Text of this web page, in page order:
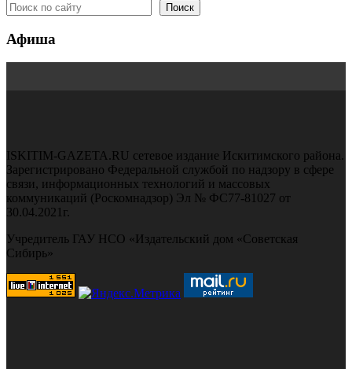
Поиск
Афиша
ISKITIM-GAZETA.RU сетевое издание Искитимского района.
Зарегистрировано Федеральной службой по надзору в сфере
связи, информационных технологий и массовых
коммуникаций (Роскомнадзор) Эл № ФС77-81027 от
30.04.2021г.
Учредитель ГАУ НСО «Издательский дом «Советская
Сибирь»